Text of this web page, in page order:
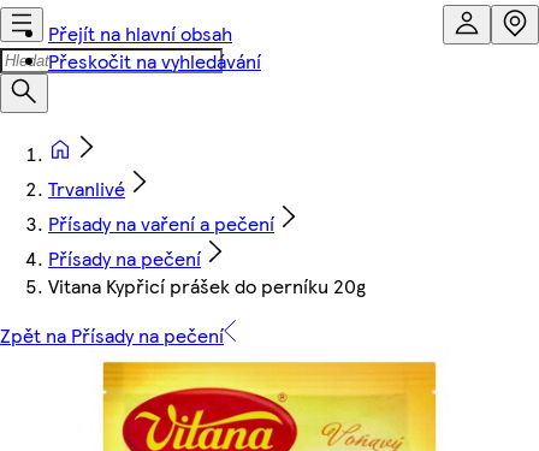
Přejít na hlavní obsah
Přeskočit na vyhledávání
Trvanlivé
Přísady na vaření a pečení
Přísady na pečení
Vitana Kypřicí prášek do perníku 20g
Zpět na Přísady na pečení